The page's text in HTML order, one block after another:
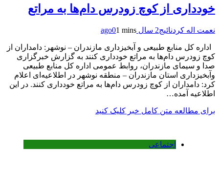
خودداری از کوچ زودرس دام‌ها به مراتع
نعمت اله کردنائیج2 سال ago 01 mins
اداره کل منابع طبیعی و آبخیزداری مازندران – نوشهر: دامداران از
کوچ زودرس دام‌ها به مراتع خودداری کنند به گزارش خبرگزاری
صدا و سیمای مازندران، روابط عمومی اداره کل منابع طبیعی
وآبخیزداری استان مازندران – منطقه نوشهر در اطلاعیه‌ای اعلام
کرد: دامداران از کوچ زودرس دام‌ها به مراتع خودداری کنند. در این
اطلاعیه آمده…
برای مطالعه متن کامل خبر کلیک کنید
اجتماعی